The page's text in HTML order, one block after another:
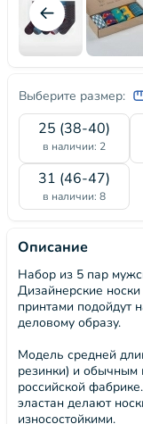
Выберите размер:
25 (38-40)
в наличии: 2
31 (46-47)
в наличии: 8
Описание
Набор из 5 пар
Дизайнерские
принтами подойдут
деловому образу.
Модель средней
резинки) и
российской
эластан делают
износостойкими.